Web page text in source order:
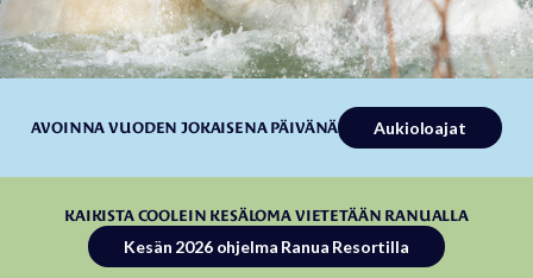
AVOINNA VUODEN JOKAISENA PÄIVÄNÄ Aukioloajat
KAIKISTA COOLEIN KESÄLOMA VIETETÄÄN RANUALLA
Kesän 2026 ohjelma Ranua Resortilla